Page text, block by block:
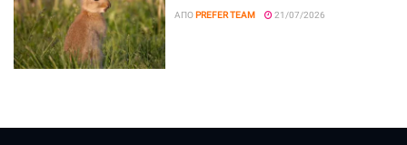
ΑΠΌ PREFER TEAM 21/07/2026